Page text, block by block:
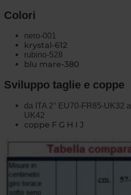
Colori
nero-001
krystal-612
rubino-528
blu mare-380
Sviluppo taglie e coppe
da ITA 2° EU70-FR85-UK32
UK42
coppe F G H I J